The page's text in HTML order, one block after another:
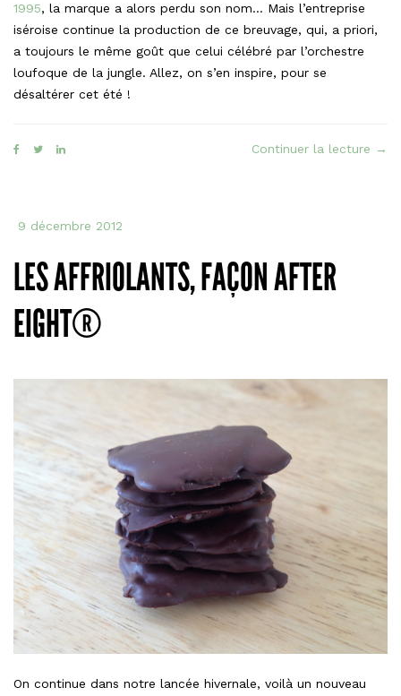
1995, la marque a alors perdu son nom… Mais l’entreprise
iséroise continue la production de ce breuvage, qui, a priori,
a toujours le même goût que celui célébré par l’orchestre
loufoque de la jungle. Allez, on s’en inspire, pour se
désaltérer cet été !
Continuer la lecture « Le
→
9 décembre 2012
LES AFFRIOLANTS, FAÇON AFTER
EIGHT®
On continue dans notre lancée hivernale, voilà un nouveau